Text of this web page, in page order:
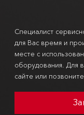
Специалист
для Вас время и
месте с
оборудования. Для
сайте или